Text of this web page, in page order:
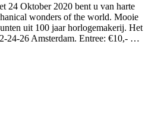
24 Oktober 2020 bent u van harte
wonders of the world. Mooie
uit 100 jaar horlogemakerij. Het
24-26 Amsterdam. Entree: €10,- …